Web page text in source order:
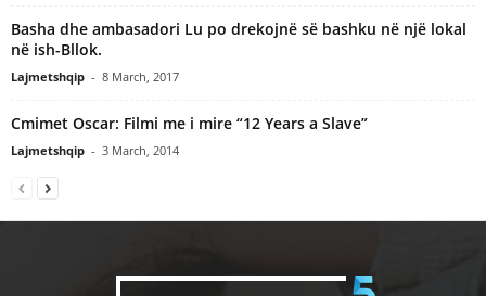
Basha dhe ambasadori Lu po drekojnë së bashku në një lokal
në ish-Bllok.
Lajmetshqip - 8 March, 2017
Cmimet Oscar: Filmi me i mire “12 Years a Slave”
Lajmetshqip - 3 March, 2014